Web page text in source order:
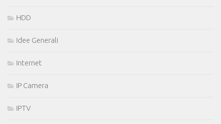
HDD
Idee Generali
Internet
IP Camera
IPTV